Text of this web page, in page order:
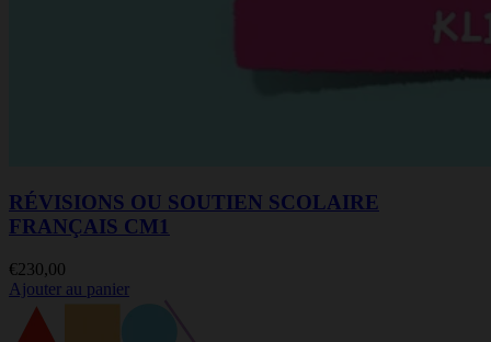
RÉVISIONS OU SOUTIEN SCOLAIRE
FRANÇAIS CM1
€230,00
Ajouter au panier